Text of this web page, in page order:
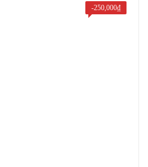
-250,000₫